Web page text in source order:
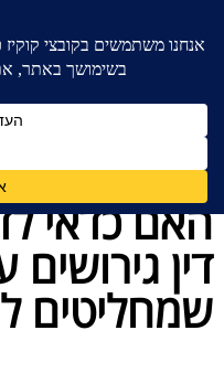
האם כדאי
האם כדאי
דין גירושים
שמחליטים